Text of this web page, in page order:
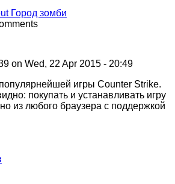
Город зомби
on Wed, 22 Apr 2015 - 20:49
игры Counter Strike.
покупать и устанавливать игру
из любого браузера с поддержкой